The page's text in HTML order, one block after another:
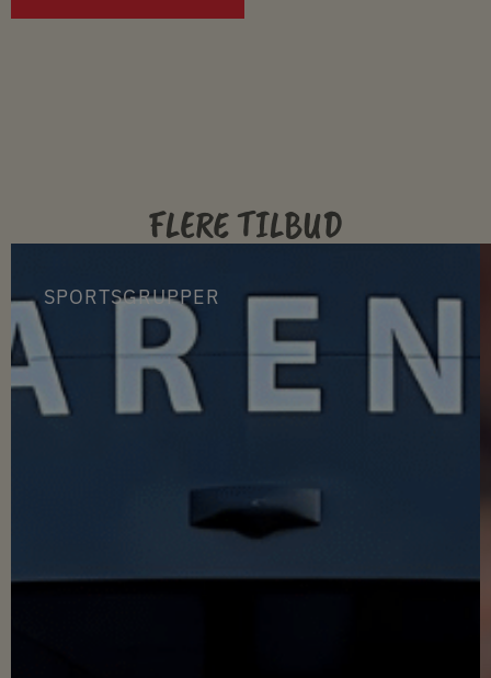
FLERE TILBUD
SPORTSGRUPPER